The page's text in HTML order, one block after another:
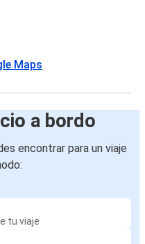
Maps
a bordo
encontrar para un viaje
tu viaje